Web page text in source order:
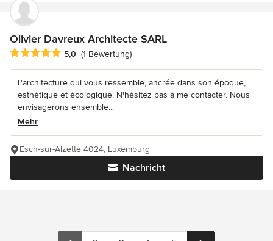
Olivier Davreux Architecte SARL
Durchschnittliche Bewertung: 5 von 5 Sternen
5,0 (1 Bewertung)
L'architecture qui vous ressemble, ancrée dans son époque,
esthétique et écologique. N'hésitez pas à me contacter. Nous
envisagerons ensemble...
Mehr
Nachricht
Esch-sur-Alzette 4024, Luxemburg